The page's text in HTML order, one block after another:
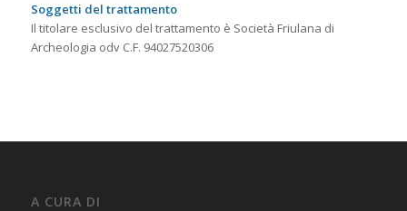
Soggetti del trattamento
Il titolare esclusivo del trattamento è Società Friulana di
Archeologia odv C.F. 94027520306
A CURA DI